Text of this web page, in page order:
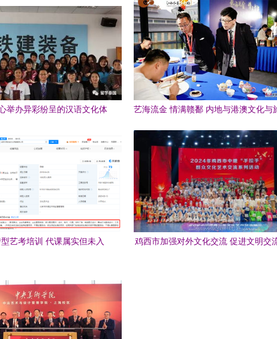
举办异彩纷呈的汉语文化体
艺海流金 情满赣鄱 内地与港澳文化与
艺考培训 代课属实但未入
鸡西市加强对外文化交流 促进文明交